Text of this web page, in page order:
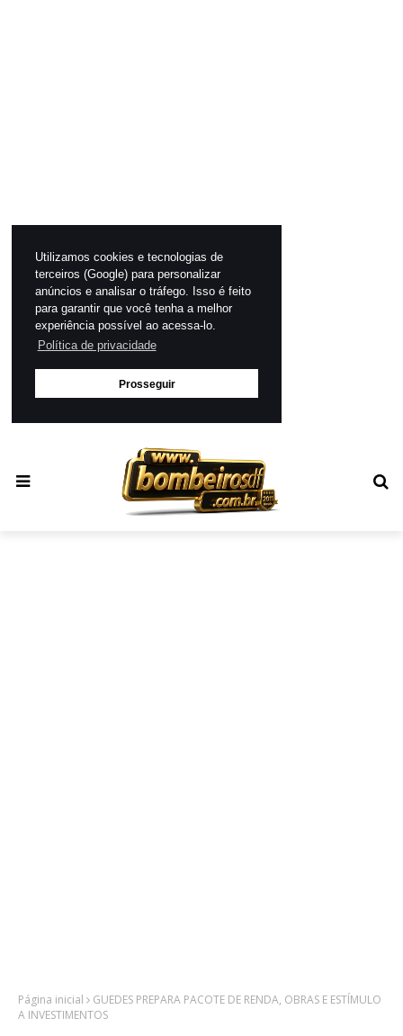
Utilizamos cookies e tecnologias de
terceiros (Google) para personalizar
anúncios e analisar o tráfego. Isso é feito
para garantir que você tenha a melhor
experiência possível ao acessa-lo.
Política de privacidade
Prosseguir
Página inicial
GUEDES PREPARA PACOTE DE RENDA, OBRAS E ESTÍMULO
A INVESTIMENTOS